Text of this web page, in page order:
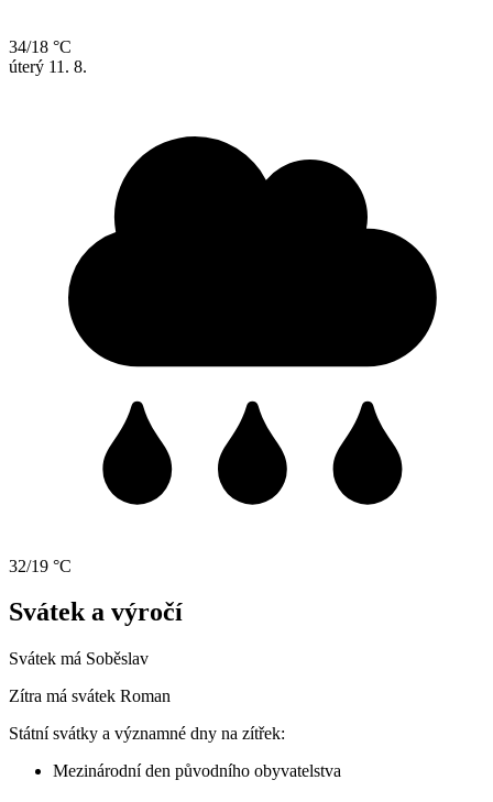
34/18 °C
úterý 11. 8.
32/19 °C
Svátek a výročí
Svátek má Soběslav
Zítra má svátek Roman
Státní svátky a významné dny na zítřek:
Mezinárodní den původního obyvatelstva